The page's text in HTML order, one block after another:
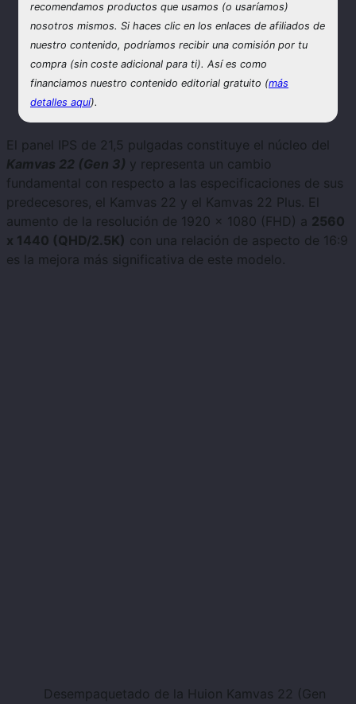
recomendamos productos que usamos (o usaríamos)
nosotros mismos. Si haces clic en los enlaces de afiliados de
nuestro contenido, podríamos recibir una comisión por tu
compra (sin coste adicional para ti). Así es como
financiamos nuestro contenido editorial gratuito (más
detalles aquí).
El panel IPS de 21,5 pulgadas constituye el núcleo del
Kamvas 22 (Gen 3) y representa un cambio
fundamental con respecto a las especificaciones de sus
predecesores, el Kamvas 22 y el Kamvas 22 Plus. El
aumento de la resolución de 1920 x 1080 (FHD) a 2560
x 1440 (QHD/2.5K) con una relación de aspecto de 16:9
es la mejora más significativa de este modelo.
Desempaquetado de la Huion Kamvas 22 (Gen